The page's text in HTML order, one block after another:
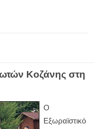
Κοζάνης στη
Ο
Εξωραϊστικό